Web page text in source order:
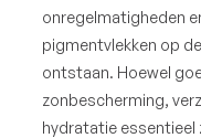
onregelmatigheden
pigmentvlekken op
ontstaan. Hoewel
zonbescherming,
hydratatie essentieel